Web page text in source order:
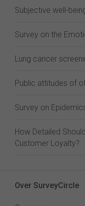
Subjective well-
Survey on the
Lung cancer
Public attitudes of
Survey on
How Detailed
Customer Loyalty?
Over SurveyCircle